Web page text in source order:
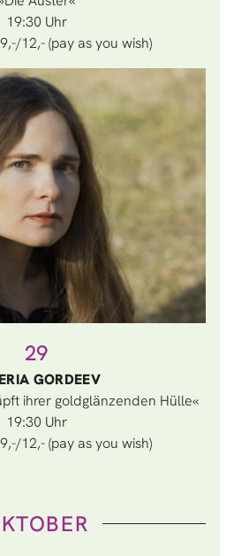
19:30
12,- (pay as you wish)
29
GORDEEV
ihrer goldglänzenden Hülle«
19:30
12,- (pay as you wish)